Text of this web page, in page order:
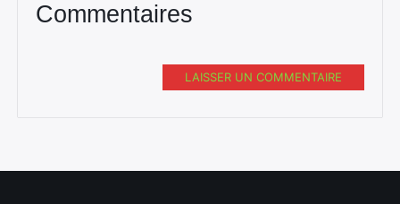
Commentaires
LAISSER UN COMMENTAIRE